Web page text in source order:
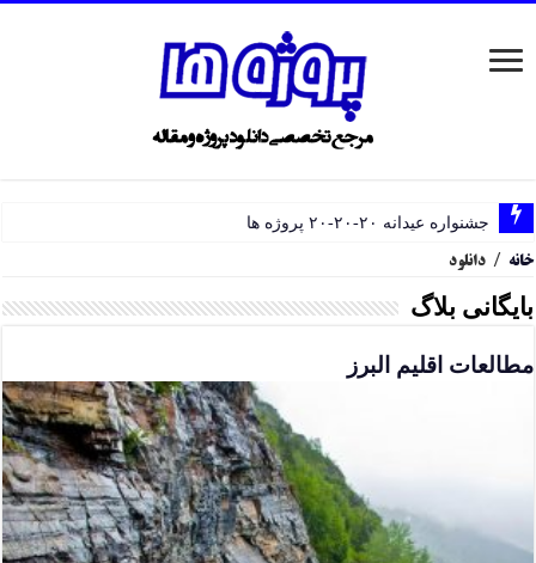
جشنواره عیدانه ۲۰-۲۰-۲۰ پروژه ها
خانه / دانلود
بایگانی بلاگ
مطالعات اقلیم البرز